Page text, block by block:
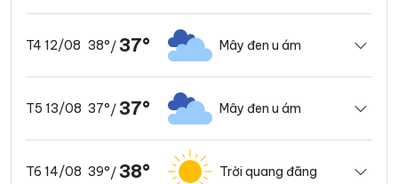
T4 12/08 38°/ 37° Mây đen u ám
T5 13/08 37°/ 37° Mây đen u ám
T6 14/08 39°/ 38° Trời quang đãng